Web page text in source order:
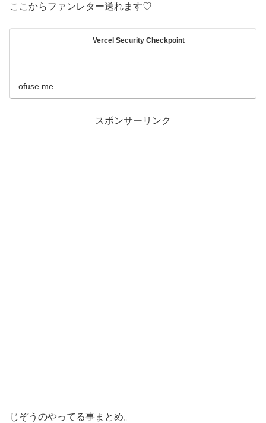
ここからファンレター送れます♡
Vercel Security Checkpoint
ofuse.me
スポンサーリンク
じぞうのやってる事まとめ。